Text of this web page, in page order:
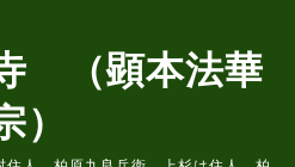
（顕本法華
）